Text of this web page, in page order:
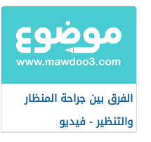
الفرق بين جراحة المنظار
والتنظير - فيديو